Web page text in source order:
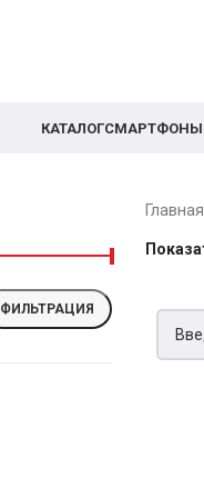
КАТАЛОГСМАРТФОНЫ
ФИЛЬТРАЦИЯ